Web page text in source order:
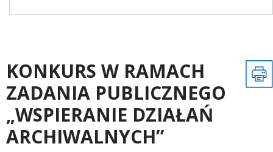
KONKURS W RAMACH
ZADANIA PUBLICZNEGO
„WSPIERANIE DZIAŁAŃ
ARCHIWALNYCH”